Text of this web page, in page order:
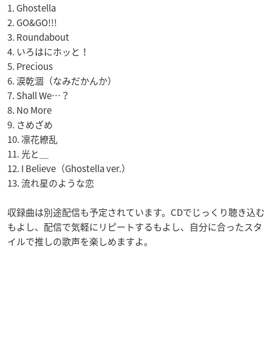
1. Ghostella
2. GO&GO!!!
3. Roundabout
4. いろはにホッと！
5. Precious
6. 涙乾涸（なみだかんか）
7. Shall We…？
8. No More
9. さめざめ
10. 凛花繚乱
11. 光と＿
12. I Believe（Ghostella ver.）
13. 流れ星のような恋
収録曲は別途配信も予定されています。CDでじっくり聴き込む
もよし、配信で気軽にリピートするもよし、自分に合ったスタ
イルで推しの歌声を楽しめますよ。